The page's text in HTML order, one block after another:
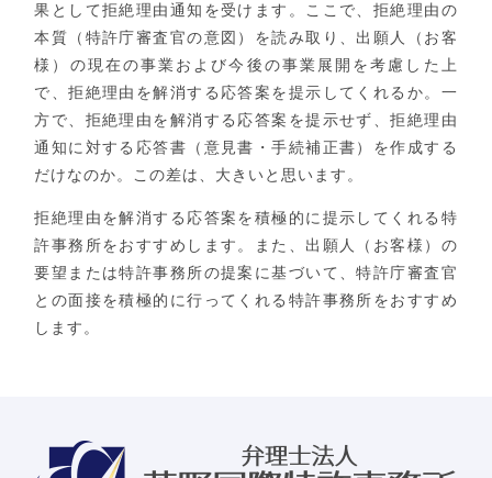
果として拒絶理由通知を受けます。ここで、拒絶理由の
本質（特許庁審査官の意図）を読み取り、出願人（お客
様）の現在の事業および今後の事業展開を考慮した上
で、拒絶理由を解消する応答案を提示してくれるか。一
方で、拒絶理由を解消する応答案を提示せず、拒絶理由
通知に対する応答書（意見書・手続補正書）を作成する
だけなのか。この差は、大きいと思います。
拒絶理由を解消する応答案を積極的に提示してくれる特
許事務所をおすすめします。また、出願人（お客様）の
要望または特許事務所の提案に基づいて、特許庁審査官
との面接を積極的に行ってくれる特許事務所をおすすめ
します。